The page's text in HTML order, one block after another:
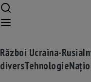
Război Ucraina-Rusia
diversTehnologie